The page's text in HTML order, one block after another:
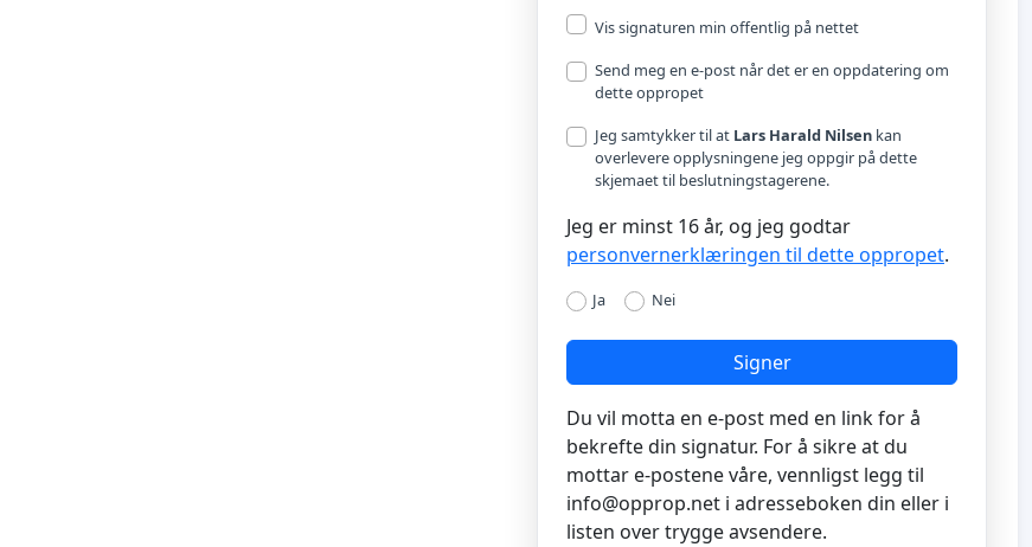
Vis signaturen min offentlig på nettet
Send meg en e-post når det er en oppdatering om
dette oppropet
Jeg samtykker til at Lars Harald Nilsen kan
overlevere opplysningene jeg oppgir på dette
skjemaet til beslutningstagerene.
Jeg er minst 16 år, og jeg godtar
personvernerklæringen til dette oppropet.
Ja Nei
Signer
Du vil motta en e-post med en link for å
bekrefte din signatur. For å sikre at du
mottar e-postene våre, vennligst legg til
info@opprop.net i adresseboken din eller i
listen over trygge avsendere.